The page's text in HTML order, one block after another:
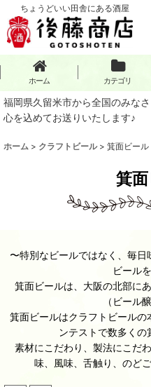
ちょうどいい田舎にある酒屋
ホーム カテゴリ
福岡県久留米市から全国のみな
心を込めてお送りいたします♪
ホーム > クラフトビール > 箕面ビール
箕
〜特別なビールではなく、毎
ビール
箕面ビールは、大阪の北部に
（ビール
箕面ビールはクラフトビール
ンテストで数多くの
素材にこだわり、製法にこだ
味、風味、舌触り、のど